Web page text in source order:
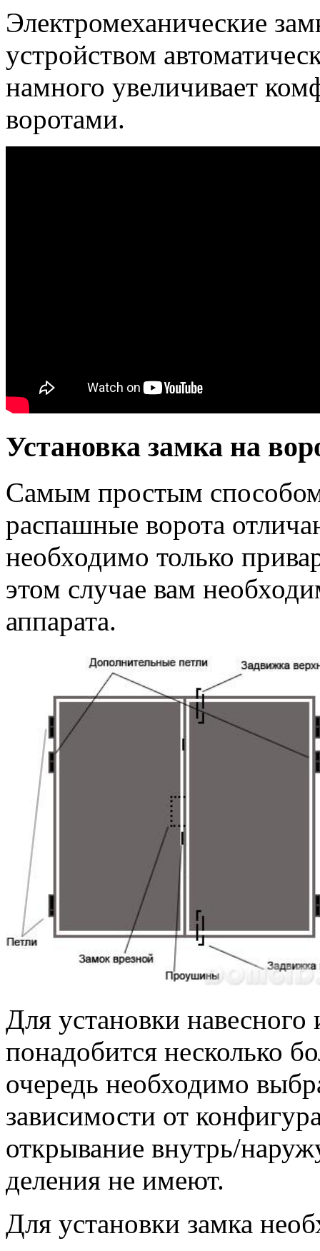
Электромеханические
устройством
намного увеличивает
воротами.
Установка замка на
Самым простым
распашные ворота
необходимо только
этом случае вам
аппарата.
Для установки навесного
понадобится несколько
очередь необходимо
зависимости от
открывание внутрь/
деления не имеют.
Для установки замка